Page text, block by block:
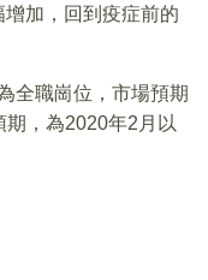
加，回到疫症前的
全職崗位，市場預期
，為2020年2月以